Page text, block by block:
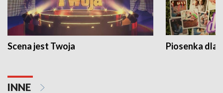
Scena jest Twoja Piosenka dla
INNE